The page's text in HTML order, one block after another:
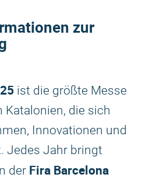
zur
ist die größte Messe
Katalonien, die sich
Innovationen und
Jedes Jahr bringt
der Fira Barcelona